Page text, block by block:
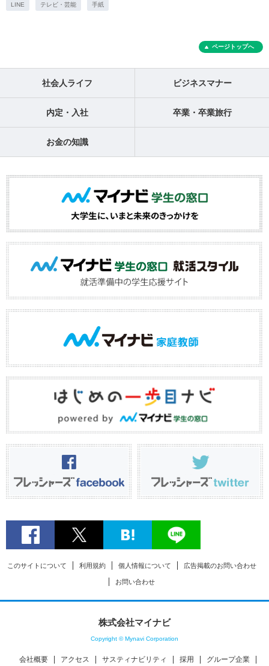
LINE テレビ・芸能 手紙
ページトップへ
社会人ライフ ビジネスマナー
内定・入社 卒業・卒業旅行
お金の知識
このサイトについて 利用規約 個人情報について 広告掲載のお問い合わせ
お問い合わせ
株式会社マイナビ
Copyright © Mynavi Corporation
会社概要 アクセス サスティナビリティ 採用 グループ企業